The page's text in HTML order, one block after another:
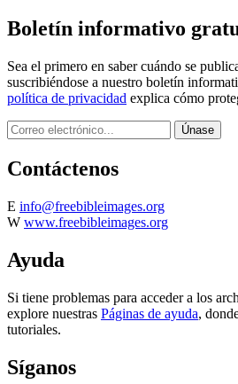
Boletín informativo
Sea el primero en saber cuándo se
suscribiéndose a nuestro boletín
política de privacidad explica cómo
Contáctenos
E info@freebibleimages.org
W www.freebibleimages.org
Ayuda
Si tiene problemas para acceder a los
explore nuestras Páginas de ayuda,
tutoriales.
Síganos